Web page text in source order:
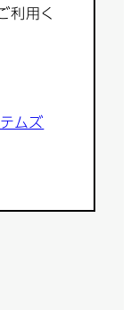
利用く
ムズ